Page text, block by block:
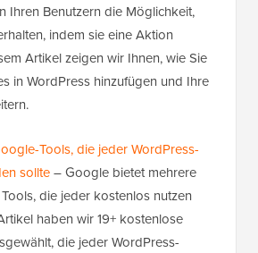
Ihren Benutzern die Möglichkeit,
indem sie eine Aktion
Artikel zeigen wir Ihnen, wie Sie
in WordPress hinzufügen und Ihre
Tools, die jeder WordPress-
sollte– Google bietet mehrere
die jeder kostenlos nutzen
haben wir 19+ kostenlose
die jeder WordPress-